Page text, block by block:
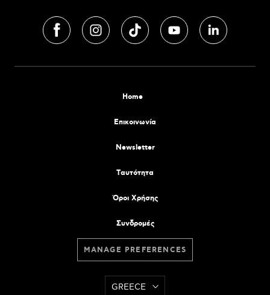
Home
Επικοινωνία
Newsletter
Tαυτότητα
Όροι Χρήσης
Συνδρομές
MANAGE PREFERENCES
GREECE